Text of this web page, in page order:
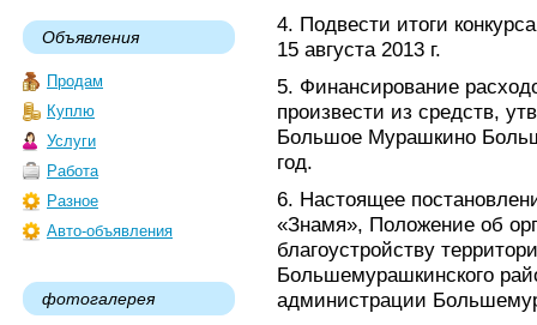
Объявления
Продам
Куплю
Услуги
Работа
Разное
Авто-объявления
фотогалерея
4. Подвести итоги
15 августа 2013 г.
5. Финансирование
произвести из средств,
Большое Мурашкино
год.
6. Настоящее
«Знамя», Положение об
благоустройству
Большемурашкинского
администрации